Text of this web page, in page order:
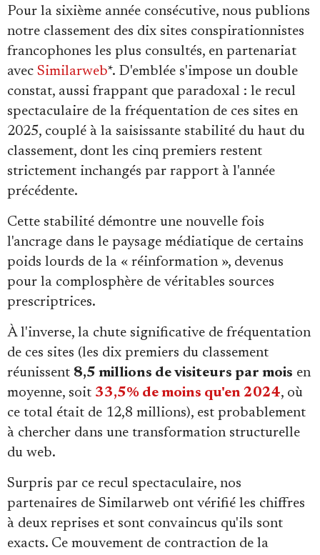
Se connecter
Pour la sixième année consécutive, nous publions
notre classement des dix sites conspirationnistes
francophones les plus consultés, en partenariat
avec Similarweb*. D'emblée s'impose un double
constat, aussi frappant que paradoxal : le recul
spectaculaire de la fréquentation de ces sites en
2025, couplé à la saisissante stabilité du haut du
classement, dont les cinq premiers restent
strictement inchangés par rapport à l'année
précédente.
Cette stabilité démontre une nouvelle fois
l'ancrage dans le paysage médiatique de certains
poids lourds de la « réinformation », devenus
pour la complosphère de véritables sources
prescriptrices.
À l'inverse, la chute significative de fréquentation
de ces sites (les dix premiers du classement
réunissent 8,5 millions de visiteurs par mois en
moyenne, soit 33,5% de moins qu'en 2024, où
ce total était de 12,8 millions), est probablement
à chercher dans une transformation structurelle
du web.
Surpris par ce recul spectaculaire, nos
partenaires de Similarweb ont vérifié les chiffres
à deux reprises et sont convaincus qu'ils sont
exacts. Ce mouvement de contraction de la